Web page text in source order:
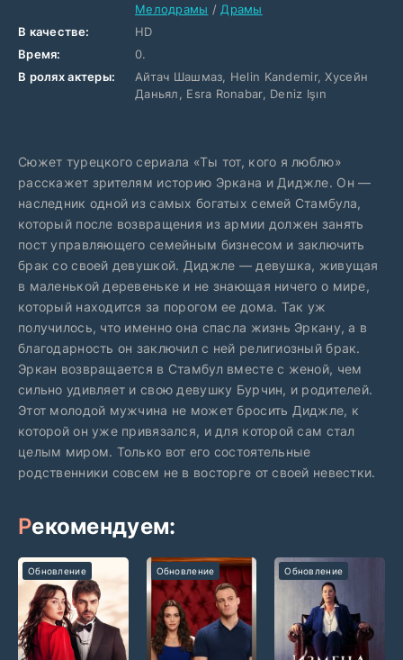
Мелодрамы / Драмы
В качестве:
HD
Время:
0.
В ролях актеры:
Айтач Шашмаз, Helin Kandemir, Хусейн
Даньял, Esra Ronabar, Deniz Işın
Сюжет турецкого сериала «Ты тот, кого я люблю»
расскажет зрителям историю Эркана и Диджле. Он —
наследник одной из самых богатых семей Стамбула,
который после возвращения из армии должен занять
пост управляющего семейным бизнесом и заключить
брак со своей девушкой. Диджле — девушка, живущая
в маленькой деревеньке и не знающая ничего о мире,
который находится за порогом ее дома. Так уж
получилось, что именно она спасла жизнь Эркану, а в
благодарность он заключил с ней религиозный брак.
Эркан возвращается в Стамбул вместе с женой, чем
сильно удивляет и свою девушку Бурчин, и родителей.
Этот молодой мужчина не может бросить Диджле, к
которой он уже привязался, и для которой сам стал
целым миром. Только вот его состоятельные
родственники совсем не в восторге от своей невестки.
Рекомендуем:
Обновление Обновление Обновление